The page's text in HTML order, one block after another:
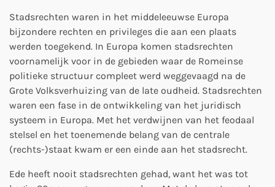
Stadsrechten waren in het middeleeuwse Europa
bijzondere rechten en privileges die aan een plaats
werden toegekend. In Europa komen stadsrechten
voornamelijk voor in de gebieden waar de Romeinse
politieke structuur compleet werd weggevaagd na de
Grote Volksverhuizing van de late oudheid. Stadsrechten
waren een fase in de ontwikkeling van het juridisch
systeem in Europa. Met het verdwijnen van het feodaal
stelsel en het toenemende belang van de centrale
(rechts-)staat kwam er een einde aan het stadsrecht.
Ede heeft nooit stadsrechten gehad, want het was tot